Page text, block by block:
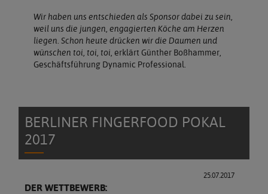
Wir haben uns entschieden als Sponsor dabei zu sein,
weil uns die jungen, engagierten Köche am Herzen
liegen. Schon heute drücken wir die Daumen und
wünschen toi, toi, toi, erklärt Günther Boßhammer,
Geschäftsführung Dynamic Professional.
BERLINER FINGERFOOD POKAL
2017
25.07.2017
DER WETTBEWERB: